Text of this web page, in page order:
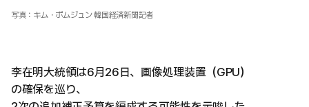
写真：キム・ボムジュン 韓国経済新聞記者
李在明大統領は6月26日、画像処理装置（GPU）
の確保を巡り、